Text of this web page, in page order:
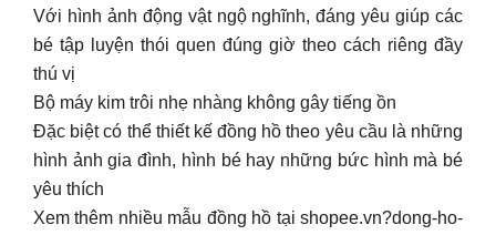
Với hình ảnh động vật ngộ nghĩnh, đáng yêu giúp các
bé tập luyện thói quen đúng giờ theo cách riêng đầy
thú vị
Bộ máy kim trôi nhẹ nhàng không gây tiếng ồn
Đặc biệt có thể thiết kế đồng hồ theo yêu cầu là những
hình ảnh gia đình, hình bé hay những bức hình mà bé
yêu thích
Xem thêm nhiều mẫu đồng hồ tại shopee.vn?dong-ho-